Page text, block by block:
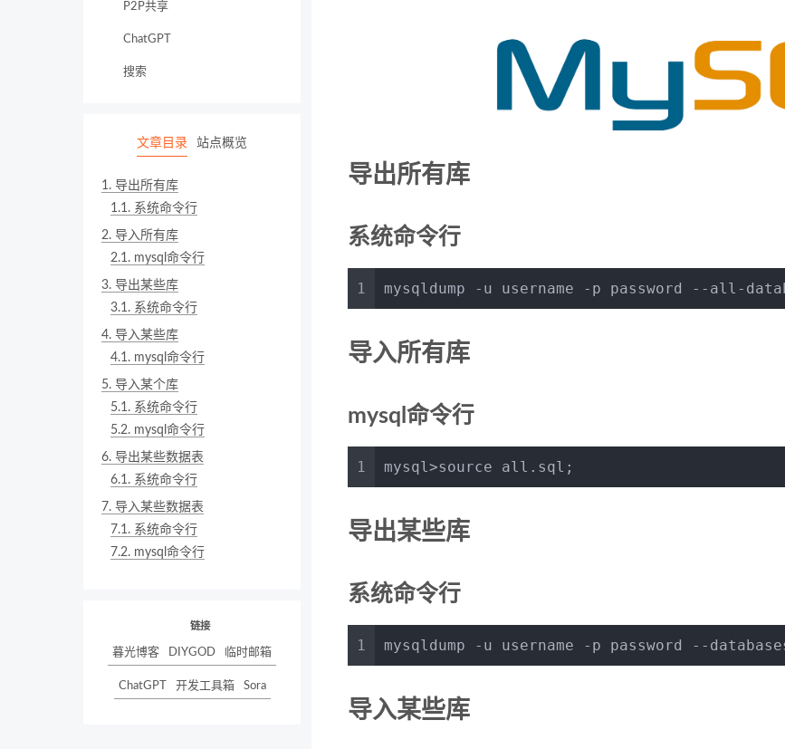
P2P共享
ChatGPT
搜索
文章目录 站点概览
1. 导出所有库
1.1. 系统命令行
2. 导入所有库
2.1. mysql命令行
3. 导出某些库
3.1. 系统命令行
4. 导入某些库
4.1. mysql命令行
5. 导入某个库
5.1. 系统命令行
5.2. mysql命令行
6. 导出某些数据表
6.1. 系统命令行
7. 导入某些数据表
7.1. 系统命令行
7.2. mysql命令行
链接
暮光博客 DIYGOD 临时邮箱
ChatGPT 开发工具箱 Sora
导出所有库
系统命令行
1 mysqldump -u username -p password --all-
导入所有库
mysql命令行
1 mysql>source all.sql;
导出某些库
系统命令行
1 mysqldump -u username -p password --
导入某些库